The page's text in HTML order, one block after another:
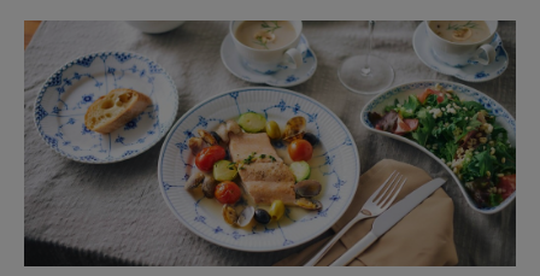
お祝いのギフトやプレゼントとしてだけでなく
頑張った自分へのご褒美としても最適です。
「ご購入に関するお願い」
ブランドボックスに入れてお届け致しますが、1つずつ別々の
お箱になります。